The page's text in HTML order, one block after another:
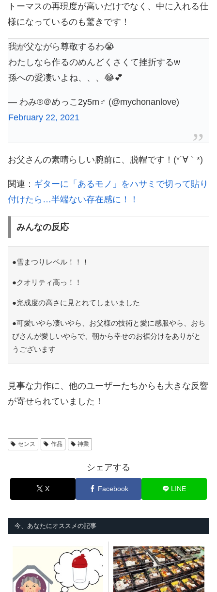
トーマスの再現度が高いだけでなく、中に入れる仕
様になっているのも驚きです！
我が父ながら尊敬するわ😭
わたしなら作るのめんどくさくて挫折するw
孫への愛凄いよね、、、😂💕
— わみ®＠めっこ2y5m♂ (@mychonanlove)
February 22, 2021
お父さんの素晴らしい腕前に、脱帽です！(*´∀｀*)
関連： ギターに「あるモノ」をハサミで切って貼り
付けたら…半端ない存在感に！！
みんなの反応
●雪まつりレベル！！！
●クオリティ高っ！！
●完成度の高さに見とれてしまいました
●可愛いやら凄いやら、お父様の技術と愛に感服やら、おち
びさんが愛しいやらで、朝から幸せのお裾分けをありがと
うございます
見事な力作に、他のユーザーたちからも大きな反響
が寄せられていました！
センス 作品 神業
シェアする
X Facebook LINE
今、あなたにオススメの記事